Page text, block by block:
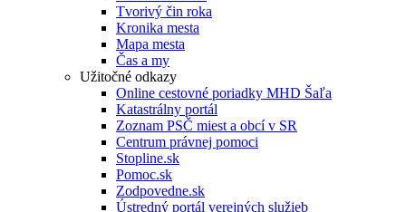
Tvorivý čin roka
Kronika mesta
Mapa mesta
Čas a my
Užitočné odkazy
Online cestovné poriadky MHD Šaľa
Katastrálny portál
Zoznam PSČ miest a obcí v SR
Centrum právnej pomoci
Stopline.sk
Pomoc.sk
Zodpovedne.sk
Ústredný portál verejných služieb